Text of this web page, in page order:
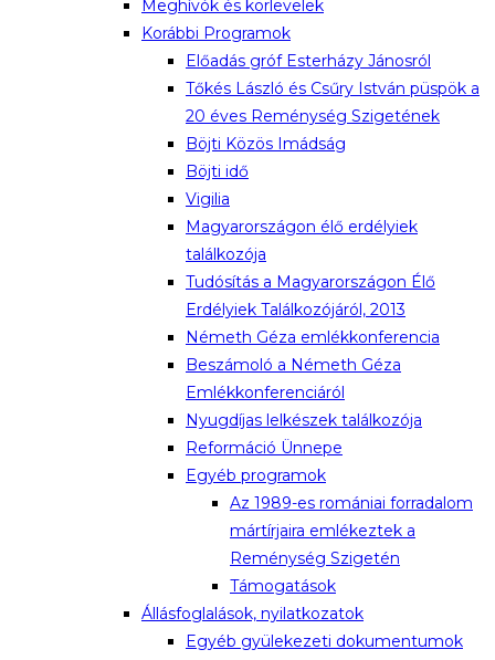
Meghívók és körlevelek
Korábbi Programok
Előadás gróf Esterházy Jánosról
Tőkés László és Csűry István püspök a
20 éves Reménység Szigetének
Böjti Közös Imádság
Böjti idő
Vigilia
Magyarországon élő erdélyiek
találkozója
Tudósítás a Magyarországon Élő
Erdélyiek Találkozójáról, 2013
Németh Géza emlékkonferencia
Beszámoló a Németh Géza
Emlékkonferenciáról
Nyugdíjas lelkészek találkozója
Reformáció Ünnepe
Egyéb programok
Az 1989-es romániai forradalom
mártírjaira emlékeztek a
Reménység Szigetén
Támogatások
Állásfoglalások, nyilatkozatok
Egyéb gyülekezeti dokumentumok